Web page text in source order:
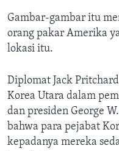
Gambar-gambar itu
orang pakar Amerika
lokasi itu.
Diplomat Jack
Korea Utara dalam
dan presiden George
bahwa para pejabat
kepadanya mereka